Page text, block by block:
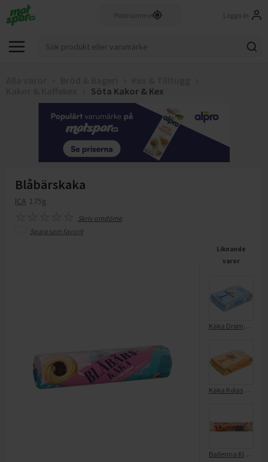
Logga in
Söta Kakor & Kex
Blåbärskaka
ICA 175g
Skriv omdöme
Spara som favorit
Liknande
varor
Kaka Drömmar
Kaka Kolasnitt
Ballerina Kladdkaka